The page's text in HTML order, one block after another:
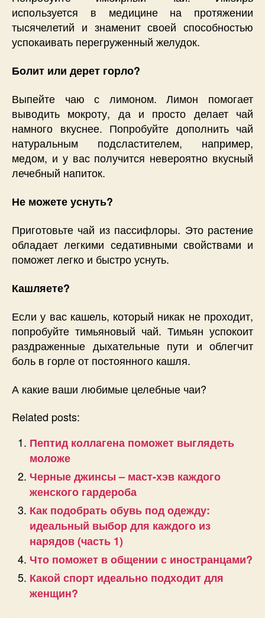
используется в медицине на протяжении
тысячелетий и знаменит своей способностью
успокаивать перегруженный желудок.
Болит или дерет горло?
Выпейте чаю с лимоном. Лимон помогает
выводить мокроту, да и просто делает чай
намного вкуснее. Попробуйте дополнить чай
натуральным подсластителем, например,
медом, и у вас получится невероятно вкусный
лечебный напиток.
Не можете уснуть?
Приготовьте чай из пассифлоры. Это растение
обладает легкими седативными свойствами и
поможет легко и быстро уснуть.
Кашляете?
Если у вас кашель, который никак не проходит,
попробуйте тимьяновый чай. Тимьян успокоит
раздраженные дыхательные пути и облегчит
боль в горле от постоянного кашля.
А какие ваши любимые целебные чаи?
Related posts:
Пептид коллагена поможет выглядеть
моложе
Черные джинсы – маст-хэв каждого
женского гардероба
Как подобрать обувь под одежду:
идеальный выбор для каждого из
нарядов (часть 1)
Что поможет в общении с иностранцами?
Какой спорт идеально подходит для
женщин?